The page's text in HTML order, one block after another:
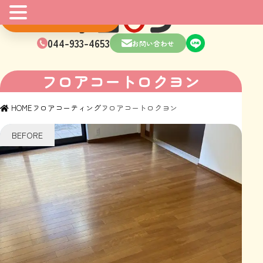
044-933-4653 お問い合わせ
フロアコートロクヨン
HOMEフロアコーティングフロアコートロクヨン
マンガはこちら